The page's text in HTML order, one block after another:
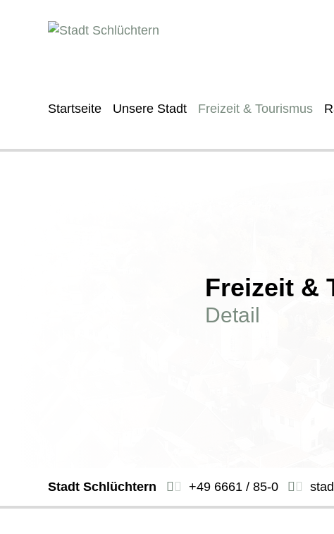
Startseite Unsere Stadt Freizeit & Tourismus
Freizeit &
Detail
Stadt Schlüchtern +49 6661 / 85-0